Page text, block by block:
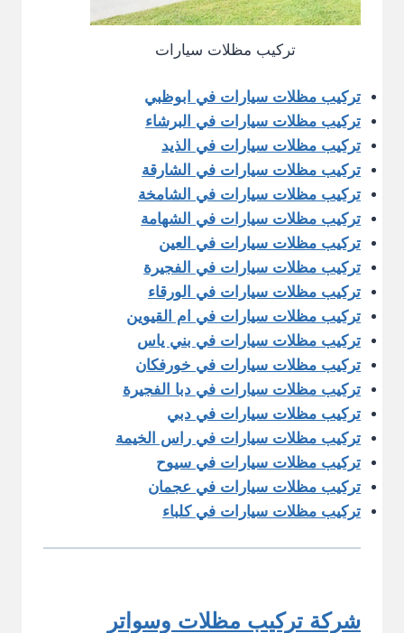
تركيب مظلات سيارات
تركيب مظلات سيارات في ابوظبي
تركيب مظلات سيارات في البرشاء
تركيب مظلات سيارات في الذيد
تركيب مظلات سيارات في الشارقة
تركيب مظلات سيارات في الشامخة
تركيب مظلات سيارات في الشهامة
تركيب مظلات سيارات في العين
تركيب مظلات سيارات في الفجيرة
تركيب مظلات سيارات في الورقاء
تركيب مظلات سيارات في ام القيوين
تركيب مظلات سيارات في بني ياس
تركيب مظلات سيارات في خورفكان
تركيب مظلات سيارات في دبا الفجيرة
تركيب مظلات سيارات في دبي
تركيب مظلات سيارات في راس الخيمة
تركيب مظلات سيارات في سيوح
تركيب مظلات سيارات في عجمان
تركيب مظلات سيارات في كلباء
شركة تركيب مظلات وسواتر